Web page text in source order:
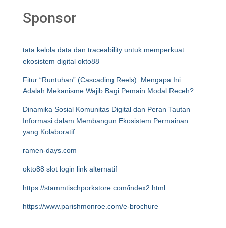
Sponsor
tata kelola data dan traceability untuk memperkuat
ekosistem digital okto88
Fitur “Runtuhan” (Cascading Reels): Mengapa Ini
Adalah Mekanisme Wajib Bagi Pemain Modal Receh?
Dinamika Sosial Komunitas Digital dan Peran Tautan
Informasi dalam Membangun Ekosistem Permainan
yang Kolaboratif
ramen-days.com
okto88 slot login link alternatif
https://stammtischporkstore.com/index2.html
https://www.parishmonroe.com/e-brochure